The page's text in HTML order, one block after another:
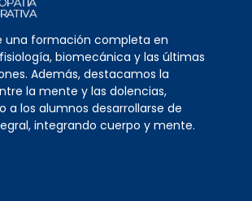
una formación completa en
biomecánica y las últimas
Además, destacamos la
la mente y las dolencias,
a los alumnos desarrollarse de
integrando cuerpo y mente.